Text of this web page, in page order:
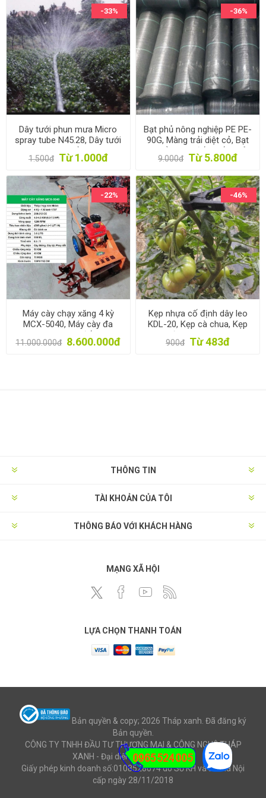
-33%
Dây tưới phun mưa Micro
spray tube N45.28, Dây tưới
phun mưa PE mềm dày 0.2
mm 5 mắt
1.500đ Từ 1.000đ
-36%
Bạt phủ nông nghiệp PE PE-
90G, Màng trải diệt cỏ, Bạt
giữ ẩm cho đất chống cỏ
dại
9.000đ Từ 5.800đ
-22%
Máy cày chạy xăng 4 kỳ
MCX-5040, Máy cày đa
năng, Máy làm đất 6HP
11.000.000đ 8.600.000đ
-46%
Kẹp nhựa cố định dây leo
KDL-20, Kẹp cà chua, Kẹp
dưa lưới, dưa leo, Kẹp nho,
Kẹp hoa
900đ Từ 483đ
THÔNG TIN
TÀI KHOẢN CỦA TÔI
THÔNG BÁO VỚI KHÁCH HÀNG
MẠNG XÃ HỘI
LỰA CHỌN THANH TOÁN
Bản quyền & copy; 2026 Tháp xanh. Đã đăng ký
Bản quyền.
CÔNG TY TNHH ĐẦU TƯ THƯƠNG MẠI & CÔNG NGHỆ THÁP
XANH - Đại diện: Ông Mai Văn Cử
Giấy phép kinh doanh số:0108528074 do Sở KH và ĐT Hà Nội
cấp ngày 28/11/2018